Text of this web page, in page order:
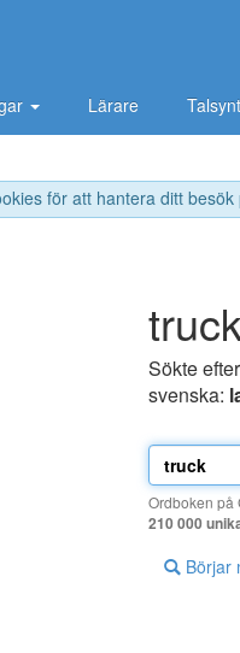
för att hantera ditt
Lärare
Sökte
svenska:
Ordboken på
210 000
Börjar